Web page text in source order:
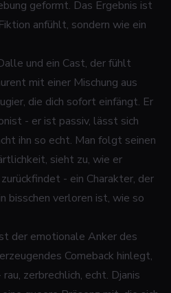
geformt. Das Ergebnis ist
anfühlt, sondern wie ein
und ein Cast, der fühlt
mit einer Mischung aus
die dich sofort einfängt. Er
- er ist passiv, lässt sich
ihn so echt. Man folgt seinen
sieht zu, wie er
- ein Charakter, der
bisschen verloren ist, wie so
der emotionale Anker des
Comeback hinlegt,
zerbrechlich, echt. Djanis